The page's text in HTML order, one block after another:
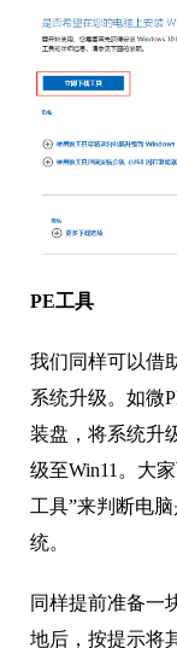
PE工具
我们同样可以借
系统升级。如微
装盘，将系统升
级至Win11。大
工具”来判断电
统。
同样提前准备一
地后，按提示将